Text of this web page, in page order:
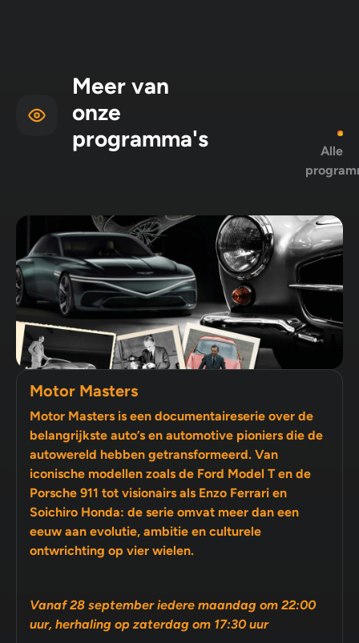
Meer van
onze
programma's
Alle
Motor Masters
Motor Masters is een documentaireserie over de
belangrijkste auto’s en automotive pioniers die de
autowereld hebben getransformeerd. Van
iconische modellen zoals de Ford Model T en de
Porsche 911 tot visionairs als Enzo Ferrari en
Soichiro Honda: de serie omvat meer dan een
eeuw aan evolutie, ambitie en culturele
ontwrichting op vier wielen.
Vanaf 28 september iedere maandag om 22:00
uur, herhaling op zaterdag om 17:30 uur